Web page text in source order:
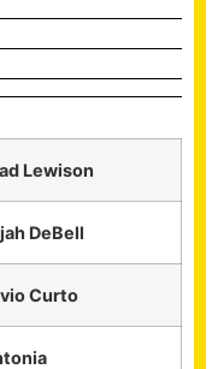
Lewison
DeBell
Curto